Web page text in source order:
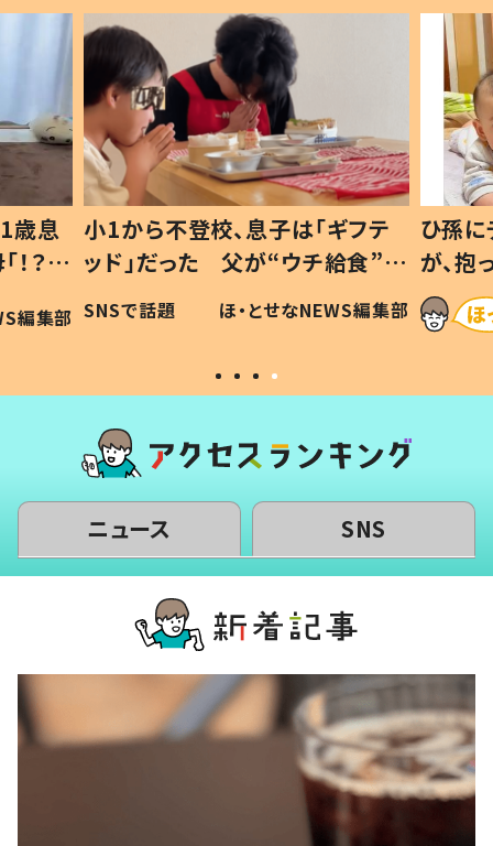
歳息
？」
編集部
小1から不登校、息子は「ギフテ
ッド」だった 父が“ウチ給食”を
作り続ける理由とは #令和の親
#令和の子
SNSで話題 ほ・とせなNEWS編集部
ひ孫
が、
「涙が
い」
ニュース SNS